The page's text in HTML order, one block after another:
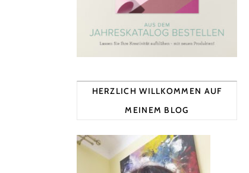
HERZLICH WILLKOMMEN AUF
MEINEM BLOG